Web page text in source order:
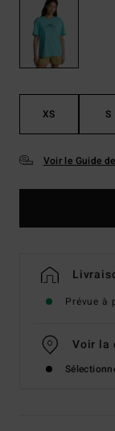
XS S
Voir le Guide
Prévue à
Voir la